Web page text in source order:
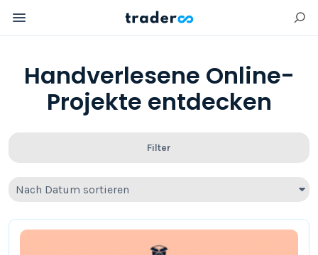
Handverlesene Online-
Projekte entdecken
Filter
Nach Datum sortieren